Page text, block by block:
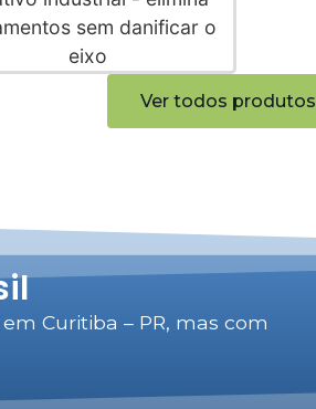
Ver todos produtos
Curitiba – PR, mas com